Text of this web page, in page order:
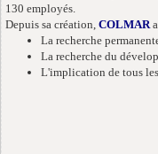
130 employés.
Depuis sa création, COLMAR
La recherche
La recherche du
L'implication de tous